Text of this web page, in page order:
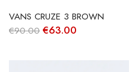
VANS CRUZE 3 BROWN
€90.00 O
€63.00